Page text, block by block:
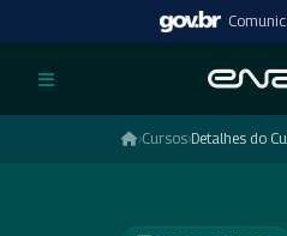
›Cursos›Detalhes do